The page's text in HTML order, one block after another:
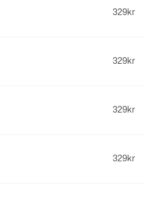
329kr
329kr
329kr
329kr